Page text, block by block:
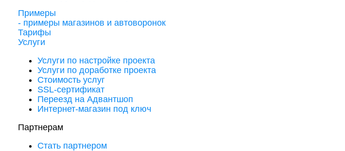
Примеры
- примеры магазинов и автоворонок
Тарифы
Услуги
Услуги по настройке проекта
Услуги по доработке проекта
Стоимость услуг
SSL-сертификат
Переезд на Адвантшоп
Интернет-магазин под ключ
Партнерам
Стать партнером